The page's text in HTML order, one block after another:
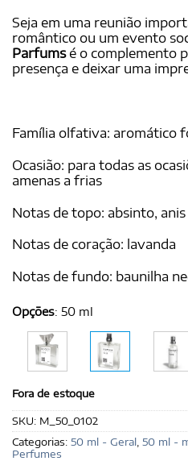
Seja em uma reunião
romântico ou um evento
Parfumsé o complemento
presença e deixar uma
Família olfativa: aromático
Ocasião: para todas as
amenas a frias
Notas de topo: absinto,
Notas de coração: lavanda
Notas de fundo: baunilha
Opções: 50 ml
Fora de estoque
SKU: M_50_0102
Categorias: 50 ml - Geral 50 ml -
Perfumes